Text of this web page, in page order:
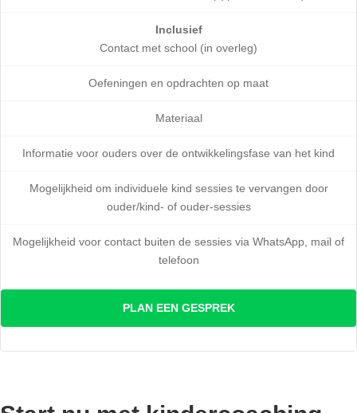
Inclusief
Contact met school (in overleg)
Oefeningen en opdrachten op maat
Materiaal
Informatie voor ouders over de ontwikkelingsfase van het kind
Mogelijkheid om individuele kind sessies te vervangen door
ouder/kind- of ouder-sessies
Mogelijkheid voor contact buiten de sessies via WhatsApp, mail of
telefoon
PLAN EEN GESPREK